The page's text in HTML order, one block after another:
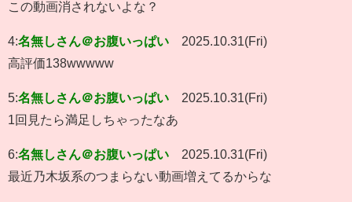
この動画消されないよな？
4:名無しさん＠お腹いっぱい
2025.10.31(Fri)
高評価138wwwww
5:名無しさん＠お腹いっぱい
2025.10.31(Fri)
1回見たら満足しちゃったなあ
6:名無しさん＠お腹いっぱい
2025.10.31(Fri)
最近乃木坂系のつまらない動画増えてるからな